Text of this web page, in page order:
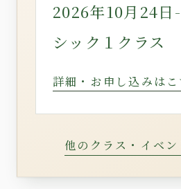
2026年10月24日
シック１クラス
詳細・お申し込みは
他のクラス・イベ